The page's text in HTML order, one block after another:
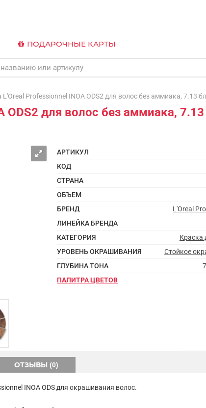
ПОДАРОЧНЫЕ КАРТЫ
Professionnel INOA ODS2 для волос без аммиака, 7.13
ODS2 для волос без аммиака,
АРТИКУЛ
КОД
СТРАНА
ОБЪЕМ
БРЕНД
L'Oreal
ЛИНЕЙКА БРЕНДА
КАТЕГОРИЯ
Краска
УРОВЕНЬ ОКРАШИВАНИЯ
Стойкое
ГЛУБИНА ТОНА
ПАЛИТРА ЦВЕТОВ
ОТЗЫВЫ (0)
INOA ODS для окрашивания волос.